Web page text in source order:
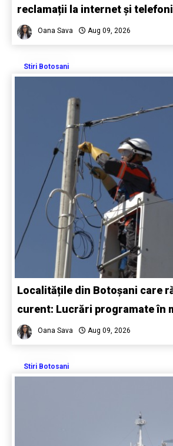
reclamații la internet și
Oana Sava Aug 09, 2026
Stiri Botosani
Localitățile din Botoșani care
curent: Lucrări programate în
Oana Sava Aug 09, 2026
Stiri Botosani